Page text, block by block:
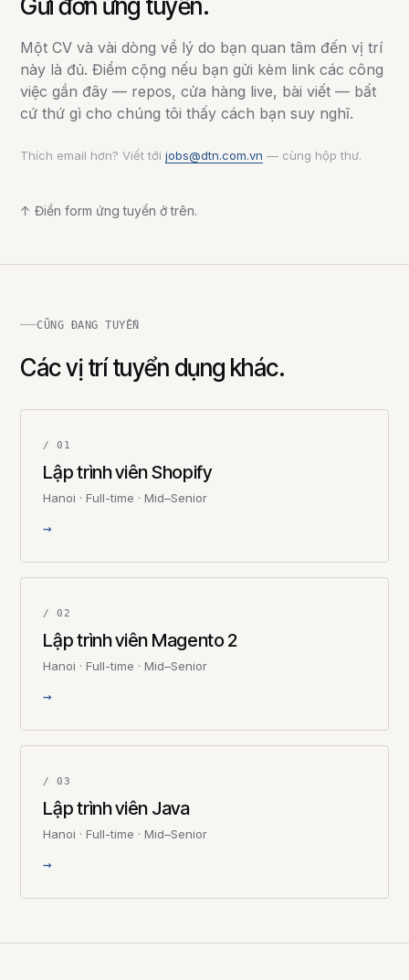
Gửi đơn ứng tuyển.
Một CV và vài dòng về lý do bạn quan tâm đến vị trí
này là đủ. Điểm cộng nếu bạn gửi kèm link các công
việc gần đây — repos, cửa hàng live, bài viết — bất
cứ thứ gì cho chúng tôi thấy cách bạn suy nghĩ.
Thích email hơn? Viết tớijobs@dtn.com.vn — cùng hộp thư.
↑ Điền form ứng tuyển ở trên.
CŨNG ĐANG TUYỂN
Các vị trí tuyển dụng khác.
/ 01
Lập trình viên Shopify
Hanoi · Full-time · Mid–Senior
→
/ 02
Lập trình viên Magento 2
Hanoi · Full-time · Mid–Senior
→
/ 03
Lập trình viên Java
Hanoi · Full-time · Mid–Senior
→